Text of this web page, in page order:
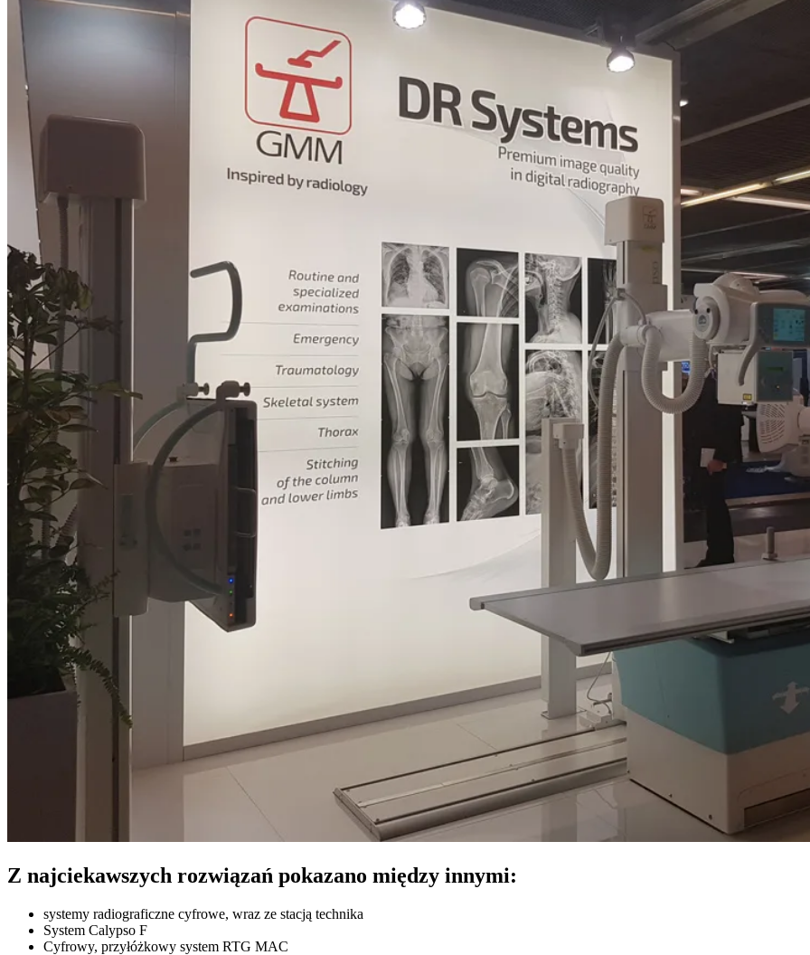
Z najciekawszych rozwiązań pokazano między innymi:
systemy radiograficzne cyfrowe, wraz ze stacją technika
System Calypso F
Cyfrowy, przyłóżkowy system RTG MAC